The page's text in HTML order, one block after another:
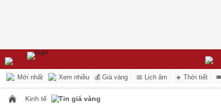
Mới nhất Xem nhiều 💰 Giá vàng 📅 Lịch âm ☀️ Thời tiết
Kinh tế Tin giá vàng